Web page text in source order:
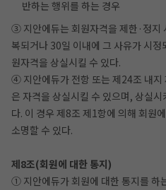
반하는 행위를 하는 경우
③ 지안에듀는 회원자격을 제한·정지
복되거나 30일 이내에 그 사유가 시
원자격을 상실시킬 수 있다.
④ 지안에듀가 전항 또는 제24조 내지
은 자격을 상실시킬 수 있으며, 상실
다. 이 경우 제8조 제1항에 의해 회원
소명할 수 있다.
제8조(회원에 대한 통지)
① 지안에듀가 회원에 대한 통지를 하